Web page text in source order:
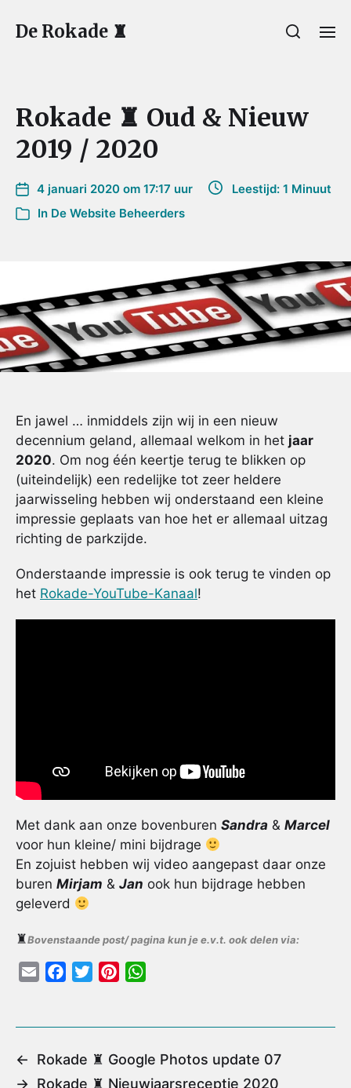
De Rokade ♜
Rokade ♜ Oud & Nieuw
2019 / 2020
4 januari 2020 om 17:17 uur
Leestijd: 1 Minuut
In De Website Beheerders
En jawel … inmiddels zijn wij in een nieuw
decennium geland, allemaal welkom in het jaar
2020. Om nog één keertje terug te blikken op
(uiteindelijk) een redelijke tot zeer heldere
jaarwisseling hebben wij onderstaand een kleine
impressie geplaats van hoe het er allemaal uitzag
richting de parkzijde.
Onderstaande impressie is ook terug te vinden op
het Rokade-YouTube-Kanaal!
Met dank aan onze bovenburen Sandra & Marcel
voor hun kleine/ mini bijdrage
En zojuist hebben wij video aangepast daar onze
buren Mirjam & Jan ook hun bijdrage hebben
geleverd
♜Bovenstaande post/ pagina kun je e.v.t. ook delen via:
l
b
t
e
e
r
s
A
←
Rokade ♜ Google Photos update 07
→ Rokade ♜ Nieuwjaarsreceptie 2020